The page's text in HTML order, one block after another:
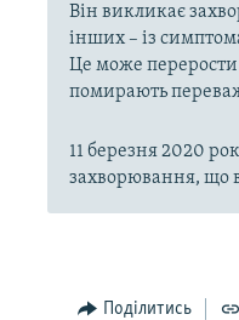
Він викликає
інших – із
Це може перерости
помирають
11 березня 2020
захворювання, що
Поділитись